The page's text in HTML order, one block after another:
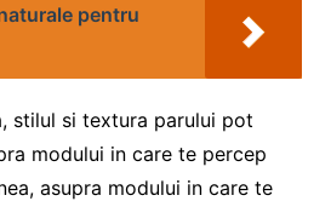
pentru
stilul si textura parului pot
modului in care te percep
asupra modului in care te